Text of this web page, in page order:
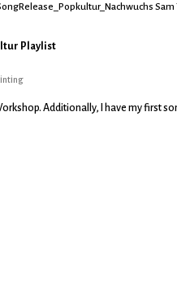
Sam
Playlist
Additionally, I have my first